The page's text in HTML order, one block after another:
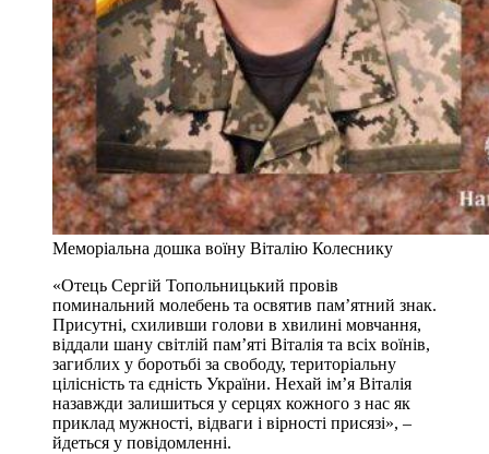
Меморіальна дошка воїну Віталію Колеснику
«Отець Сергій Топольницький провів
поминальний молебень та освятив пам’ятний знак.
Присутні, схиливши голови в хвилині мовчання,
віддали шану світлій пам’яті Віталія та всіх воїнів,
загиблих у боротьбі за свободу, територіальну
цілісність та єдність України. Нехай ім’я Віталія
назавжди залишиться у серцях кожного з нас як
приклад мужності, відваги і вірності присязі», –
йдеться у повідомленні.